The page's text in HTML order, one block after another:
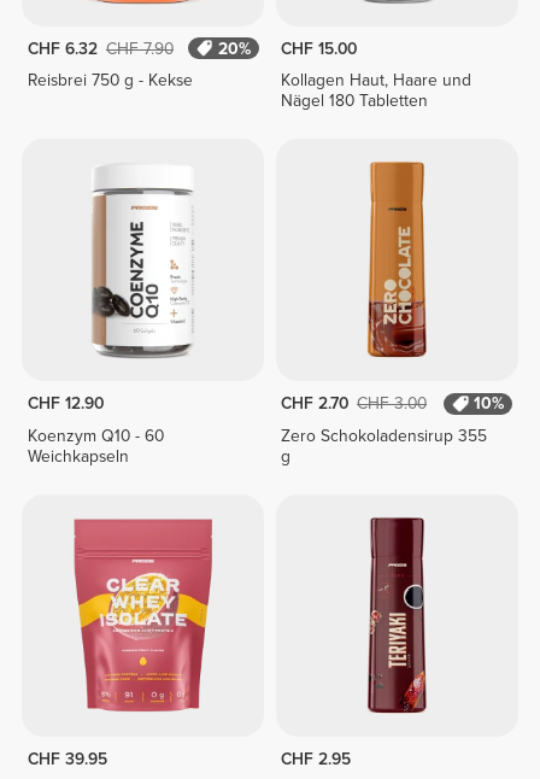
CHF 6.32 CHF 7.90
20%
Reisbrei 750 g - Kekse
CHF 15.00
Kollagen Haut, Haare und
Nägel 180 Tabletten
CHF 12.90
Koenzym Q10 - 60
Weichkapseln
CHF 2.70 CHF 3.00
10%
Zero Schokoladensirup 355
g
CHF 39.95
CHF 2.95